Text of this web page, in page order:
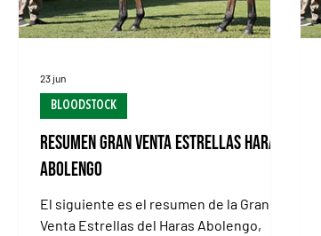
Resumen Gran venta Estrellas Haras
Abolengo
El siguiente es el resumen de la Gran
Venta Estrellas del Haras Abolengo,
BLOODSTOCK
23 jun